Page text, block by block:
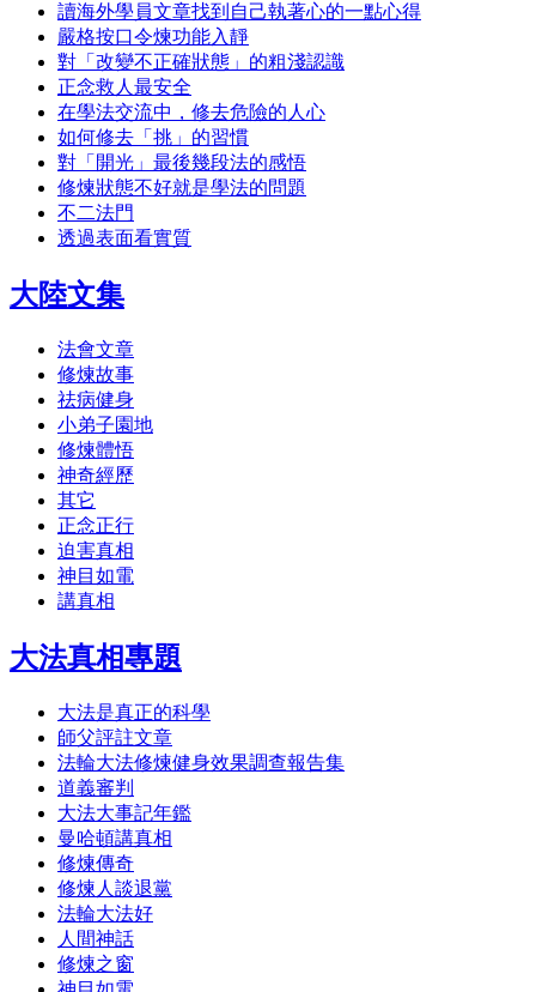
讀海外學員文章找到自己執著心的一點心得
嚴格按口令煉功能入靜
對「改變不正確狀態」的粗淺認識
正念救人最安全
在學法交流中，修去危險的人心
如何修去「挑」的習慣
對「開光」最後幾段法的感悟
修煉狀態不好就是學法的問題
不二法門
透過表面看實質
大陸文集
法會文章
修煉故事
祛病健身
小弟子園地
修煉體悟
神奇經歷
其它
正念正行
迫害真相
神目如電
講真相
大法真相專題
大法是真正的科學
師父評註文章
法輪大法修煉健身效果調查報告集
道義審判
大法大事記年鑑
曼哈頓講真相
修煉傳奇
修煉人談退黨
法輪大法好
人間神話
修煉之窗